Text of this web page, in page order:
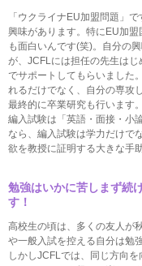
「ウクライナEU加盟問題」
興味があります。特にEU加
も面白いんです(笑)。自分の
が、JCFLには担任の先生は
でサポートしてもらいました
れるだけでなく、自分の専攻
最終的に卒業研究も行います
編入試験は「英語・面接・小
なら、編入試験は学力だけで
欲を教授に証明する大きな手
勉強はいかに苦しまず続
す！
高校生の頃は、多くの友人が
や一般入試を控える自分は勉
しかしJCFLでは、同じ方向